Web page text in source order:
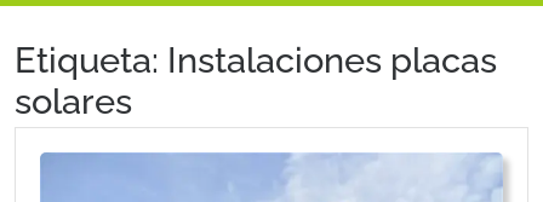
Etiqueta: Instalaciones placas
solares